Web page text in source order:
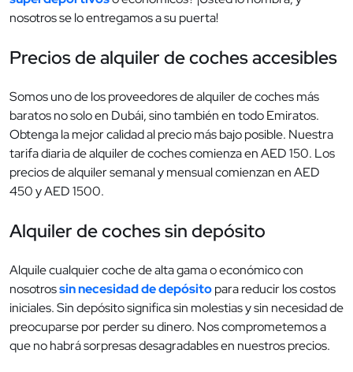
nosotros se lo entregamos a su puerta!
Precios de alquiler de coches accesibles
Somos uno de los proveedores de alquiler de coches más
baratos no solo en Dubái, sino también en todo Emiratos.
Obtenga la mejor calidad al precio más bajo posible. Nuestra
tarifa diaria de alquiler de coches comienza en AED 150. Los
precios de alquiler semanal y mensual comienzan en AED
450 y AED 1500.
Alquiler de coches sin depósito
Alquile cualquier coche de alta gama o económico con
nosotrossin necesidad de depósitopara reducir los costos
iniciales. Sin depósito significa sin molestias y sin necesidad de
preocuparse por perder su dinero. Nos comprometemos a
que no habrá sorpresas desagradables en nuestros precios.